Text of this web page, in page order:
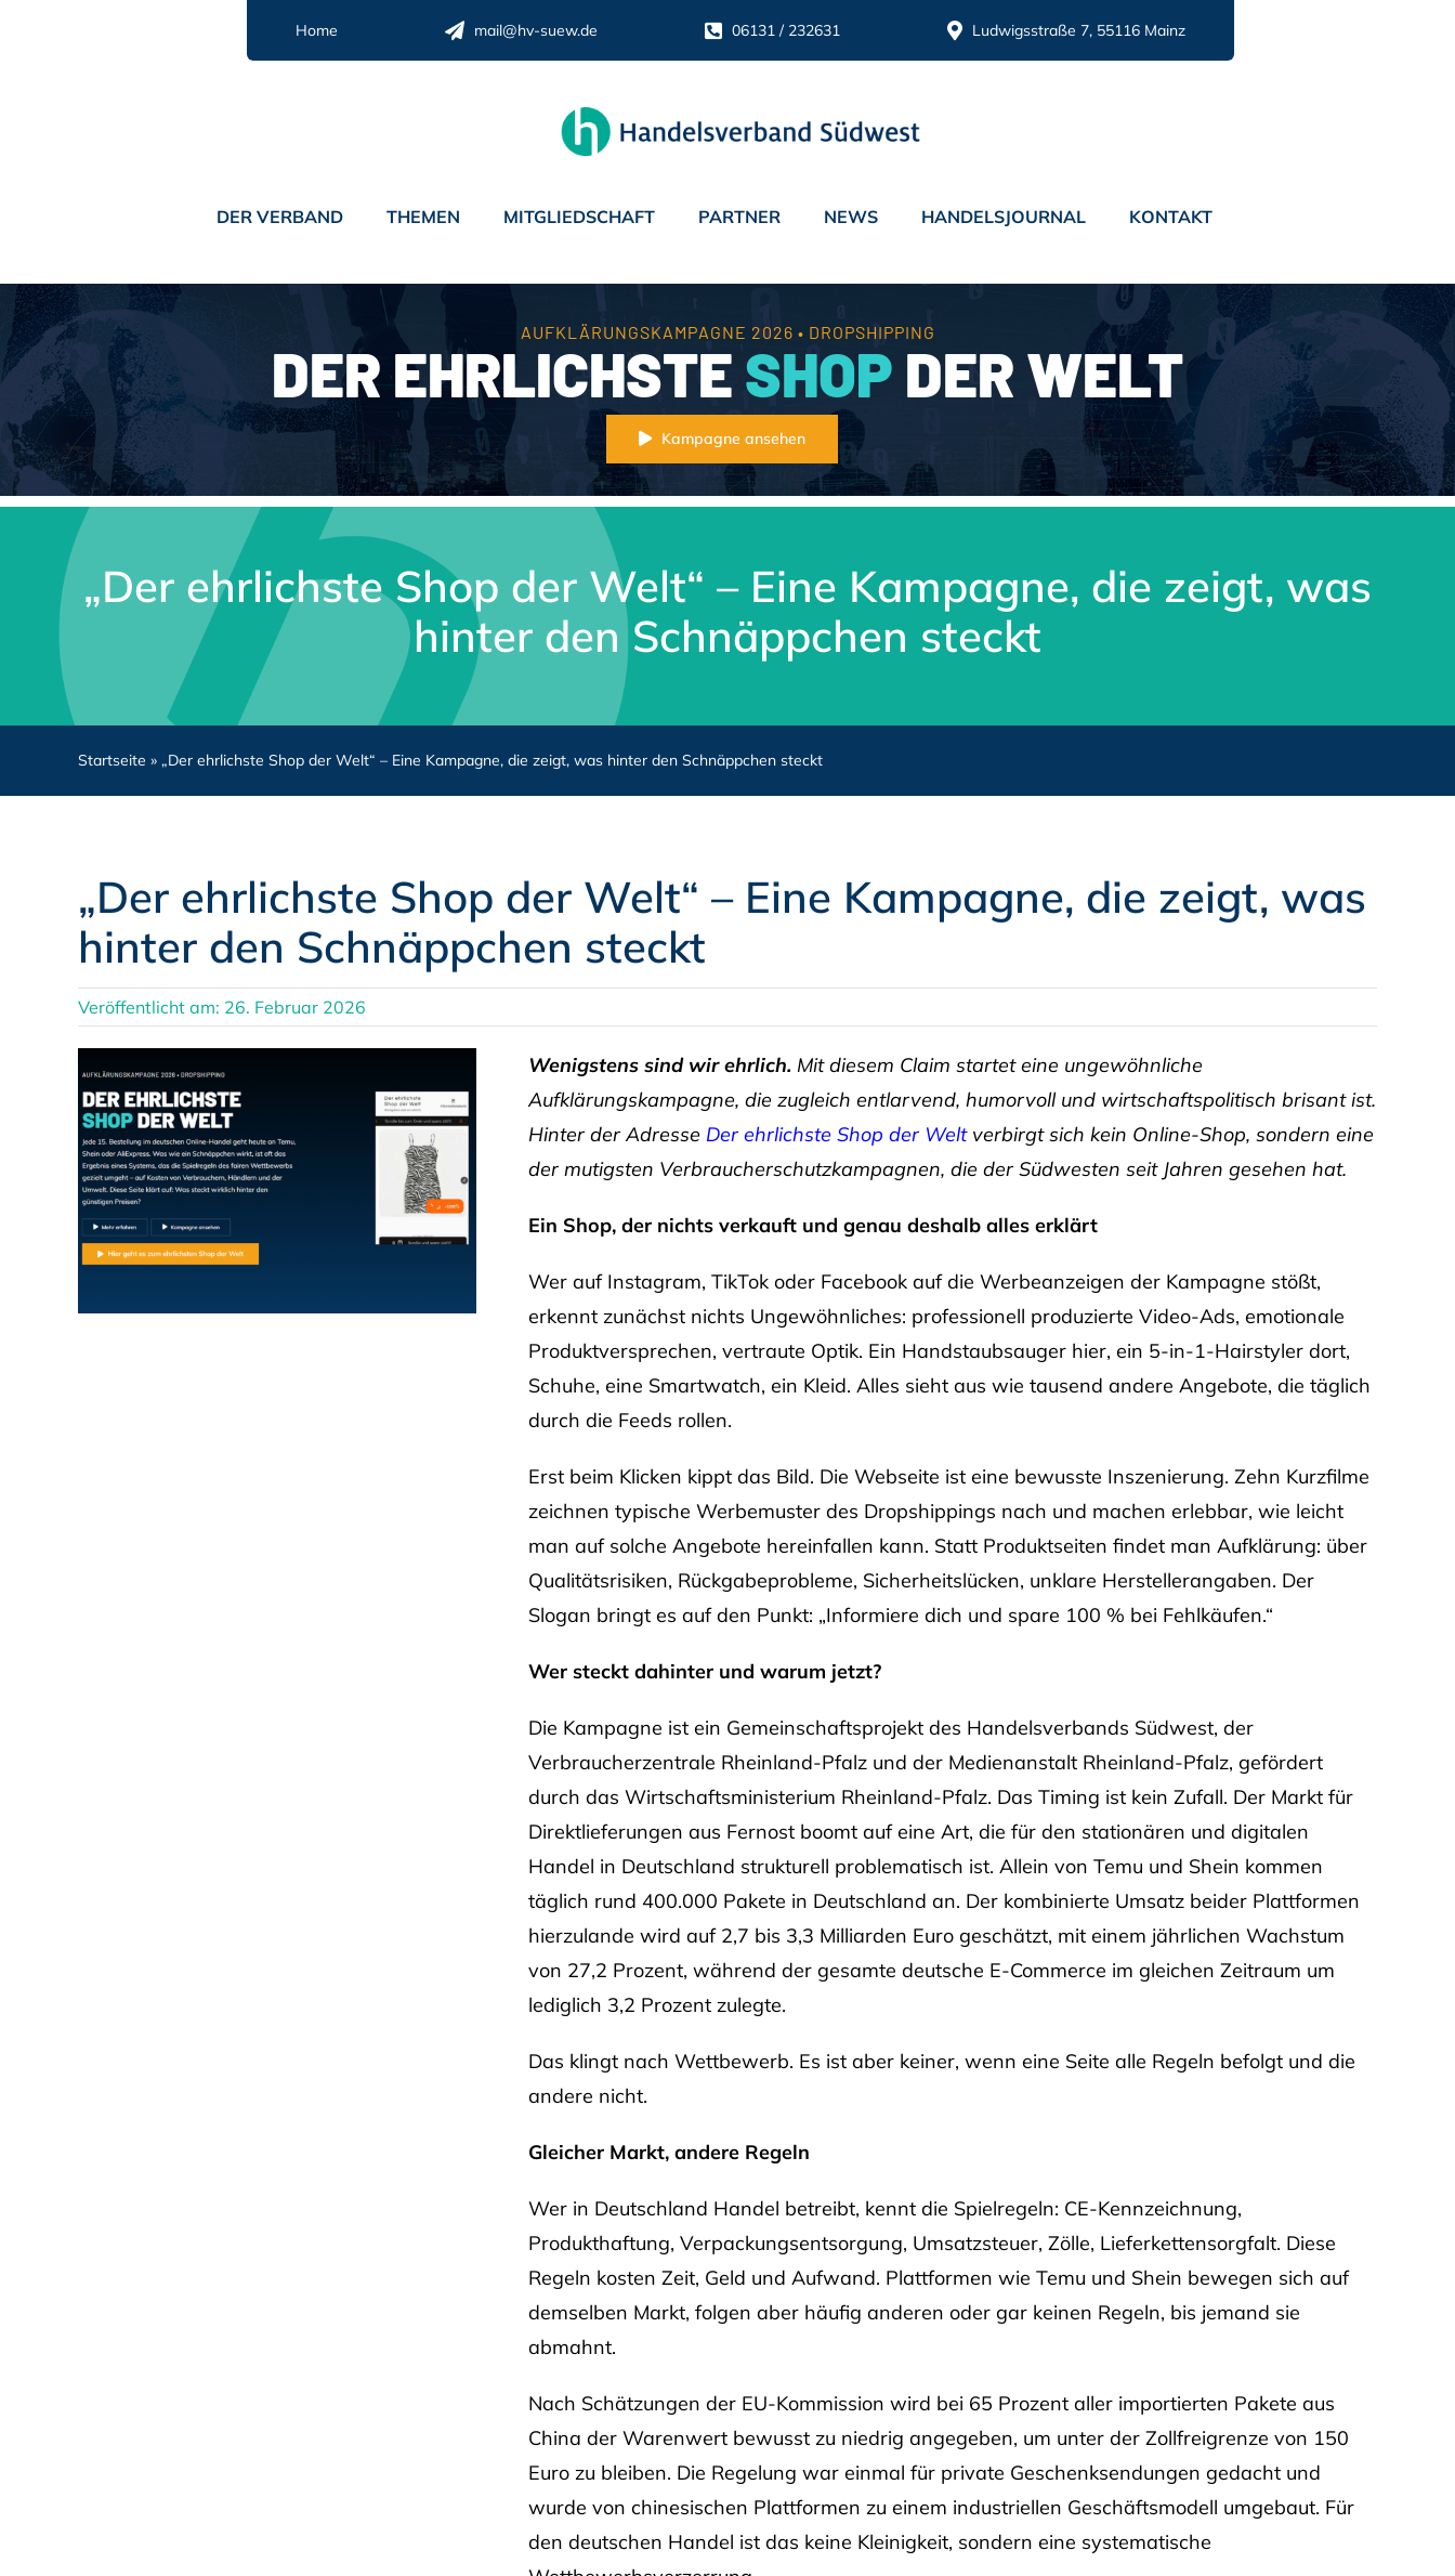
Home mail@hv-suew.de 06131 / 232631 Ludwigsstraße 7, 55116 Mainz
DER VERBAND THEMEN MITGLIEDSCHAFT PARTNER NEWS HANDELSJOURNAL KONTAKT
AUFKLÄRUNGSKAMPAGNE 2026 • DROPSHIPPING
DER EHRLICHSTESHOP DER WELT
Kampagne ansehen
„Der ehrlichste Shop der Welt“ – Eine Kampagne, die zeigt, was
hinter den Schnäppchen steckt
Startseite » „Der ehrlichste Shop der Welt“ – Eine Kampagne, die zeigt, was hinter den Schnäppchen steckt
„Der ehrlichste Shop der Welt“ – Eine Kampagne, die zeigt, was
hinter den Schnäppchen steckt
Veröffentlicht am: 26. Februar 2026
Wenigstens sind wir ehrlich. Mit diesem Claim startet eine ungewöhnliche
Aufklärungskampagne, die zugleich entlarvend, humorvoll und wirtschaftspolitisch brisant ist.
Hinter der Adresse Der ehrlichste Shop der Weltverbirgt sich kein Online-Shop, sondern eine
der mutigsten Verbraucherschutzkampagnen, die der Südwesten seit Jahren gesehen hat.
Ein Shop, der nichts verkauft und genau deshalb alles erklärt
Wer auf Instagram, TikTok oder Facebook auf die Werbeanzeigen der Kampagne stößt,
erkennt zunächst nichts Ungewöhnliches: professionell produzierte Video-Ads, emotionale
Produktversprechen, vertraute Optik. Ein Handstaubsauger hier, ein 5-in-1-Hairstyler dort,
Schuhe, eine Smartwatch, ein Kleid. Alles sieht aus wie tausend andere Angebote, die täglich
durch die Feeds rollen.
Erst beim Klicken kippt das Bild. Die Webseite ist eine bewusste Inszenierung. Zehn Kurzfilme
zeichnen typische Werbemuster des Dropshippings nach und machen erlebbar, wie leicht
man auf solche Angebote hereinfallen kann. Statt Produktseiten findet man Aufklärung: über
Qualitätsrisiken, Rückgabeprobleme, Sicherheitslücken, unklare Herstellerangaben. Der
Slogan bringt es auf den Punkt: „Informiere dich und spare 100 % bei Fehlkäufen.“
Wer steckt dahinter und warum jetzt?
Die Kampagne ist ein Gemeinschaftsprojekt des Handelsverbands Südwest, der
Verbraucherzentrale Rheinland-Pfalz und der Medienanstalt Rheinland-Pfalz, gefördert
durch das Wirtschaftsministerium Rheinland-Pfalz. Das Timing ist kein Zufall. Der Markt für
Direktlieferungen aus Fernost boomt auf eine Art, die für den stationären und digitalen
Handel in Deutschland strukturell problematisch ist. Allein von Temu und Shein kommen
täglich rund 400.000 Pakete in Deutschland an. Der kombinierte Umsatz beider Plattformen
hierzulande wird auf 2,7 bis 3,3 Milliarden Euro geschätzt, mit einem jährlichen Wachstum
von 27,2 Prozent, während der gesamte deutsche E-Commerce im gleichen Zeitraum um
lediglich 3,2 Prozent zulegte.
Das klingt nach Wettbewerb. Es ist aber keiner, wenn eine Seite alle Regeln befolgt und die
andere nicht.
Gleicher Markt, andere Regeln
Wer in Deutschland Handel betreibt, kennt die Spielregeln: CE-Kennzeichnung,
Produkthaftung, Verpackungsentsorgung, Umsatzsteuer, Zölle, Lieferkettensorgfalt. Diese
Regeln kosten Zeit, Geld und Aufwand. Plattformen wie Temu und Shein bewegen sich auf
demselben Markt, folgen aber häufig anderen oder gar keinen Regeln, bis jemand sie
abmahnt.
Nach Schätzungen der EU-Kommission wird bei 65 Prozent aller importierten Pakete aus
China der Warenwert bewusst zu niedrig angegeben, um unter der Zollfreigrenze von 150
Euro zu bleiben. Die Regelung war einmal für private Geschenksendungen gedacht und
wurde von chinesischen Plattformen zu einem industriellen Geschäftsmodell umgebaut. Für
den deutschen Handel ist das keine Kleinigkeit, sondern eine systematische